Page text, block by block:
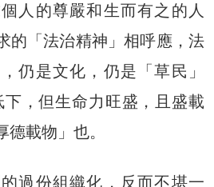
人的尊嚴和生而有之的人
的「法治精神」相呼應，法
仍是文化，仍是「草民」
，但生命力旺盛，且盛載
載物」也。
過份組織化，反而不堪一